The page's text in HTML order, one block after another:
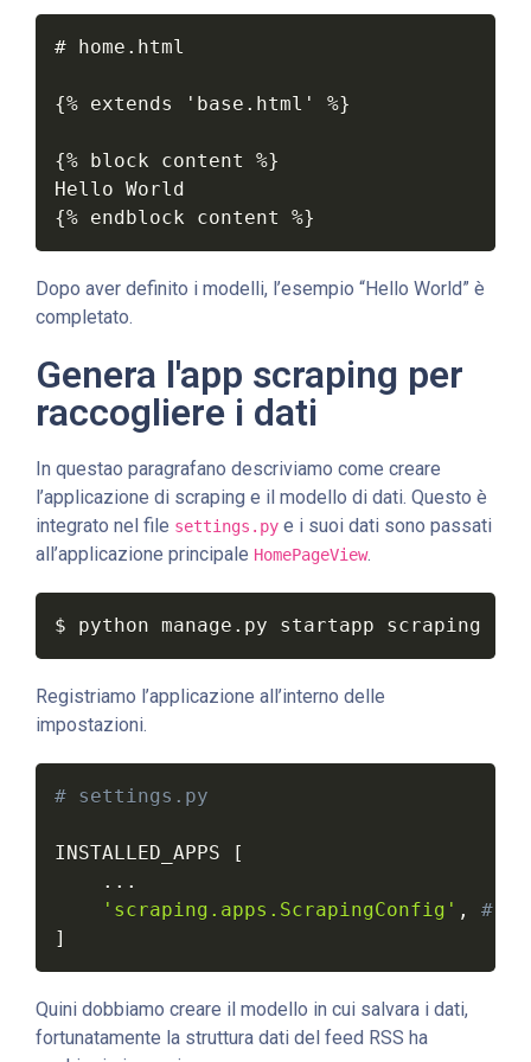
# home.html
{% extends 'base.html' %}
{% block content %}
Hello World
{% endblock content %}
Dopo aver definito i modelli, l’esempio “Hello World” è
completato.
Genera l'app scraping per
raccogliere i dati
In questao paragrafano descriviamo come creare
l’applicazione di scraping e il modello di dati. Questo è
integrato nel file settings.py e i suoi dati sono passati
all’applicazione principale HomePageView.
$ python manage.py startapp scraping
Registriamo l’applicazione all’interno delle
impostazioni.
# settings.py
INSTALLED_APPS
[
. . .
'scraping.apps.ScrapingConfig' ,
#
]
Quini dobbiamo creare il modello in cui salvara i dati,
fortunatamente la struttura dati del feed RSS ha